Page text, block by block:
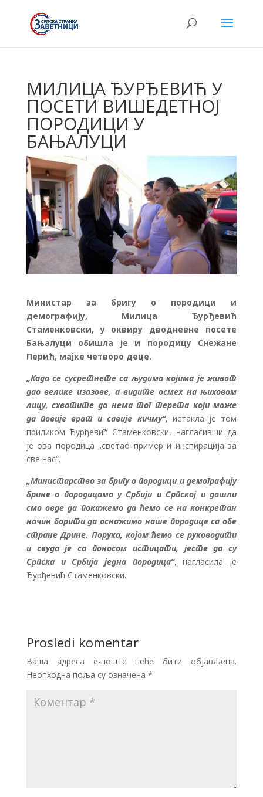
МИЛИЦА ЂУРЂЕВИЋ У
ПОСЕТИ ВИШЕДЕТНОЈ
ПОРОДИЦИ У
БАЊАЛУЦИ
Министар за бригу о породици и
демографију, Милица Ђурђевић
Стаменковски, у оквиру дводневне посете
Бањалуци обишла је и породицу Снежане
Перић, мајке четворо деце.
„Када се сусретнете са људима којима је живот
дао велике изазове, а видите осмех на њиховом
лицу, схватите да нема тог терета који може
да повије врат и савије кичму“, истакла је том
приликом Ђурђевић Стаменковски, нагласивши да
је ова породица „светао пример и инспирација за
све нас“.
„Министарство за бригу о породици и демографију
брине о породицама у Србији и Српској и дошли
смо овде да покажемо да ћемо се на конкретан
начин борити да оснажимо наше породице са обе
стране Дрине. Порука, којом ћемо се руководити
и свуда је са поносом истицати, јесте да су
Српска и Србија једна породица“, нагласила је
Ђурђевић Стаменковски.
Prosledi komentar
Ваша адреса е-поште неће бити објављена.
Неопходна поља су означена *